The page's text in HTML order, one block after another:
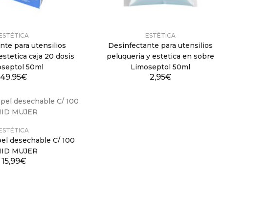
para utensilios
caja 20 dosis
50ml
49,95€
ESTÉTICA
Desinfectante para utensilios
peluqueria y estetica en sobre
Limoseptol 50ml
2,95€
desechable C/ 100
MUJER
15,99€